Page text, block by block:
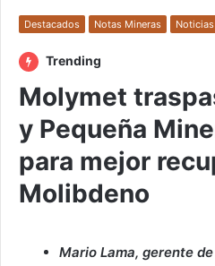
Destacados Notas Mineras Noticias
Trending
Molymet
y Pequeña
para mejor
Molibdeno
Mario Lama, gerente